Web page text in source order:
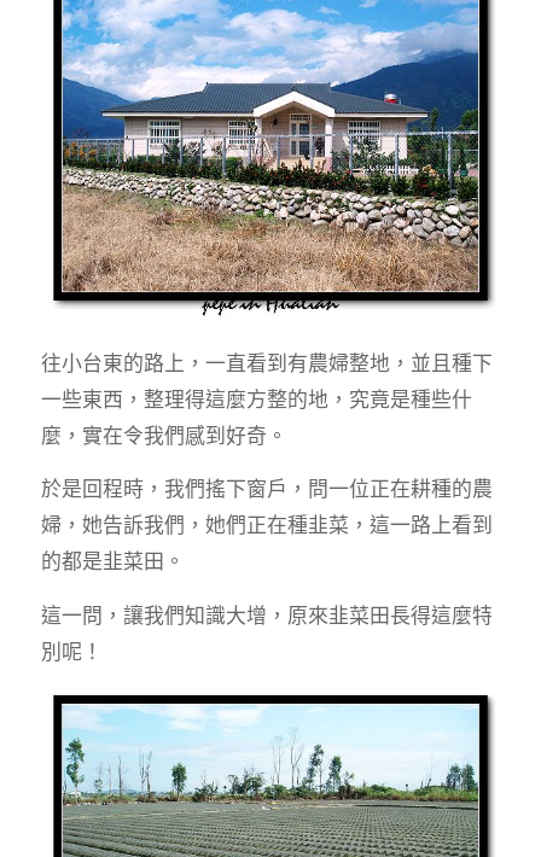
往小台東的路上，一直看到有農婦整地，並且種下
一些東西，整理得這麼方整的地，究竟是種些什
麼，實在令我們感到好奇。
於是回程時，我們搖下窗戶，問一位正在耕種的農
婦，她告訴我們，她們正在種韭菜，這一路上看到
的都是韭菜田。
這一問，讓我們知識大增，原來韭菜田長得這麼特
別呢！